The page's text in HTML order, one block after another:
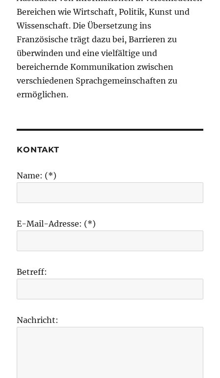
Bereichen wie Wirtschaft, Politik, Kunst und
Wissenschaft. Die Übersetzung ins
Französische trägt dazu bei, Barrieren zu
überwinden und eine vielfältige und
bereichernde Kommunikation zwischen
verschiedenen Sprachgemeinschaften zu
ermöglichen.
KONTAKT
Name: (*)
E-Mail-Adresse: (*)
Betreff:
Nachricht: